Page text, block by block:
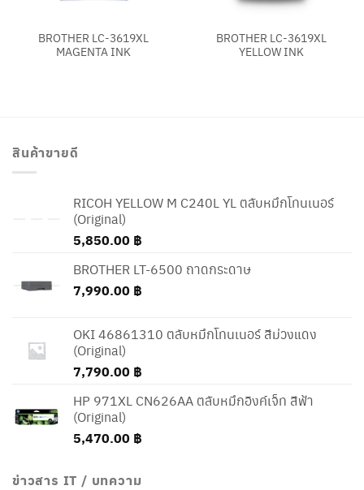
BROTHER LC-3619XL
MAGENTA INK
BROTHER LC-3619XL
YELLOW INK
สินค้าขายดี
RICOH YELLOW M C240L YL ตลับหมึกโทนเนอร์
(Original)
5,850.00 ฿
BROTHER LT-6500 ถาดกระดาษ
7,990.00 ฿
OKI 46861310 ตลับหมึกโทนเนอร์ สีม่วงแดง
(Original)
7,790.00 ฿
HP 971XL CN626AA ตลับหมึกอิงค์เจ็ท สีฟ้า
(Original)
5,470.00 ฿
ข่าวสาร IT / บทความ